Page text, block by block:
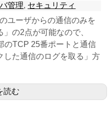
管理, セキュリティ
ユーザからの通信のみを
の2点が可能なので、
のTCP 25番ポートと通信
した通信のログを取る」方
読む